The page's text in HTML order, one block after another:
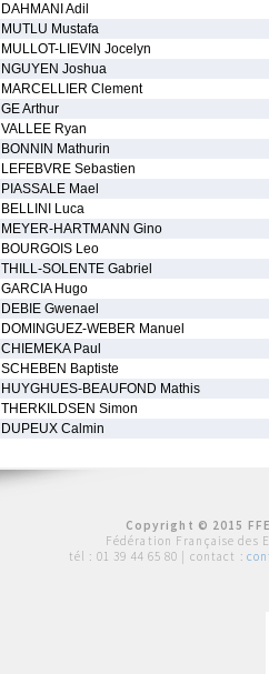
DAHMANI Adil
MUTLU Mustafa
MULLOT-LIEVIN Jocelyn
NGUYEN Joshua
MARCELLIER Clement
GE Arthur
VALLEE Ryan
BONNIN Mathurin
LEFEBVRE Sebastien
PIASSALE Mael
BELLINI Luca
MEYER-HARTMANN Gino
BOURGOIS Leo
THILL-SOLENTE Gabriel
GARCIA Hugo
DEBIE Gwenael
DOMINGUEZ-WEBER Manuel
CHIEMEKA Paul
SCHEBEN Baptiste
HUYGHUES-BEAUFOND Mathis
THERKILDSEN Simon
DUPEUX Calmin
Copyright © 2015
Fédération Française des
tél : 01 39 44 65 80 | contact :